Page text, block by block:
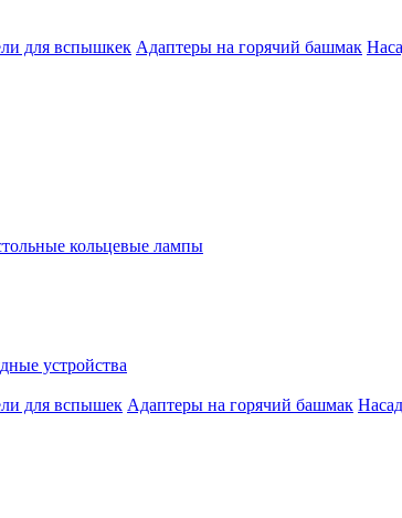
для вспышкек Адаптеры на горячий башмак
кольцевые лампы
устройства
для вспышек Адаптеры на горячий башмак